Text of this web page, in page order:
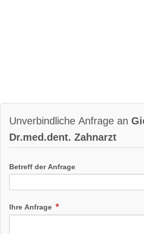
Unverbindliche Anfrage an
Dr.med.dent. Zahnarzt
Betreff der Anfrage
Ihre Anfrage